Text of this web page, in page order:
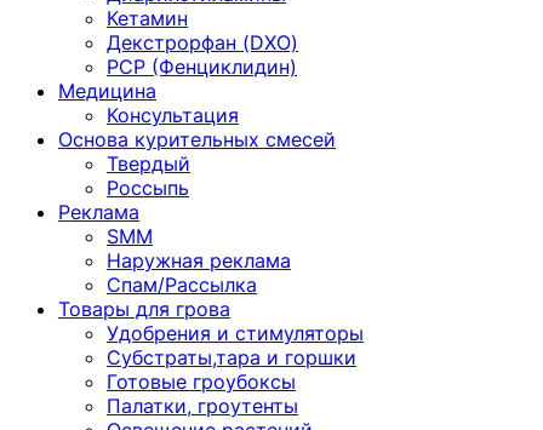
Кетамин
Декстрорфан (DXO)
PCP (Фенциклидин)
Медицина
Консультация
Основа курительных смесей
Твердый
Россыпь
Реклама
SMM
Наружная реклама
Спам/Рассылка
Товары для грова
Удобрения и стимуляторы
Субстраты,тара и горшки
Готовые гроубоксы
Палатки, гроутенты